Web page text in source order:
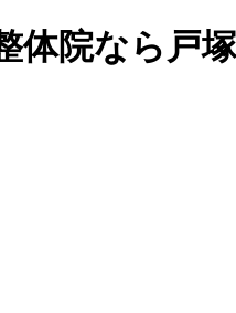
体院なら戸